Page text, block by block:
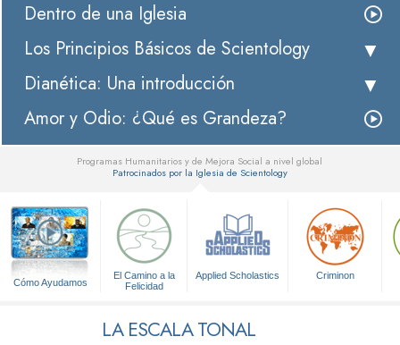
Dentro de una Iglesia
Los Principios Básicos de Scientology
Dianética: Una introducción
Amor y Odio: ¿Qué es Grandeza?
Programas Humanitarios y de Mejora Social a nivel global
Patrocinados por la Iglesia de Scientology
Cómo Ayudamos
El Camino a la
Felicidad
Applied Scholastics Criminon
LA ESCALA TONAL